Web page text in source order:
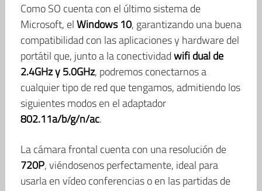
Como SO cuenta con el último sistema de
Microsoft, elWindows 10, garantizando una buena
compatibilidad con las aplicaciones y hardware del
portátil que, junto a la conectividadwifi dual de
2.4GHz y 5.0GHz, podremos conectarnos a
cualquier tipo de red que tengamos, admitiendo los
siguientes modos en el adaptador
802.11a/b/g/n/ac.
La cámara frontal cuenta con una resolución de
720P, viéndosenos perfectamente, ideal para
usarla en vídeo conferencias o en las partidas de